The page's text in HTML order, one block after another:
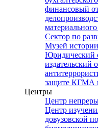
финансовый
Сектор по
Музей
Юридический
издательский
защите КГМА
Центры
Центр
Центр
довузовской